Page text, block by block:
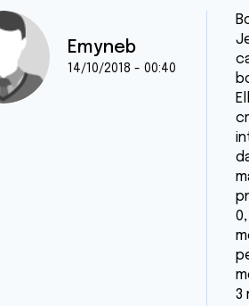
Emyneb
14/10/2018 - 00:40
3